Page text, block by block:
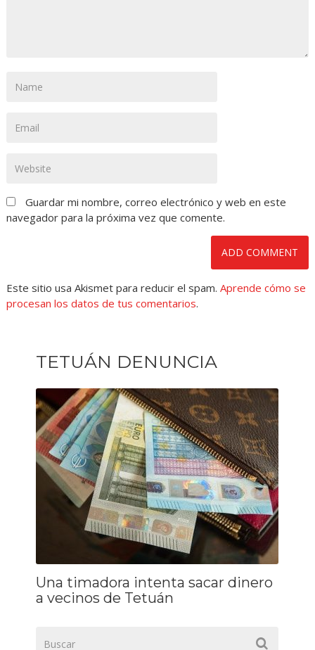
Guardar mi nombre, correo electrónico y web en este
navegador para la próxima vez que comente.
Este sitio usa Akismet para reducir el spam. Aprende cómo se
procesan los datos de tus comentarios.
TETUÁN DENUNCIA
Una timadora intenta sacar dinero
a vecinos de Tetuán